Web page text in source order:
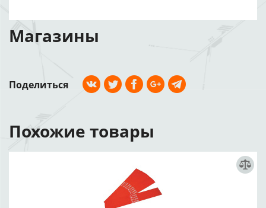
Магазины
Поделиться
Похожие товары